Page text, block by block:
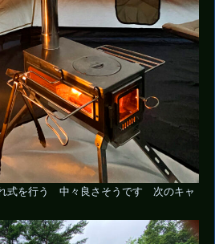
式を行う 中々良さそうです 次のキャ